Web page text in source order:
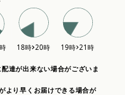
達が出来ない場合がございま
より早くお届けできる場合が